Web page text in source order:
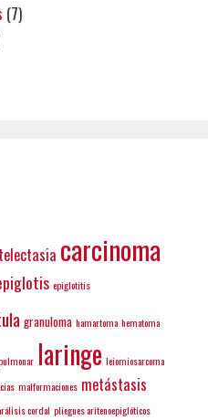
(7)
carcinoma
epiglotitis
granuloma hamartoma hematoma
laringe leiomiosarcoma
malformaciones metástasis
cordal pliegues aritenoepiglóticos